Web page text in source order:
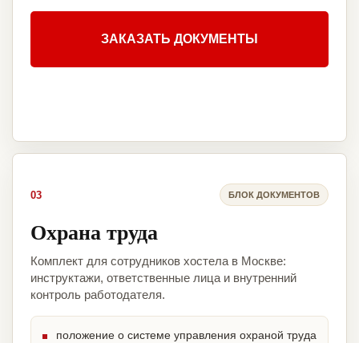
ЗАКАЗАТЬ ДОКУМЕНТЫ
03 БЛОК ДОКУМЕНТОВ
Охрана труда
Комплект для сотрудников хостела в Москве:
инструктажи, ответственные лица и внутренний
контроль работодателя.
положение о системе управления охраной труда